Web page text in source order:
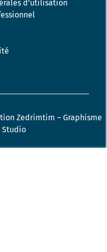
d’utilisation
Zedrimtim – Graphisme
Studio